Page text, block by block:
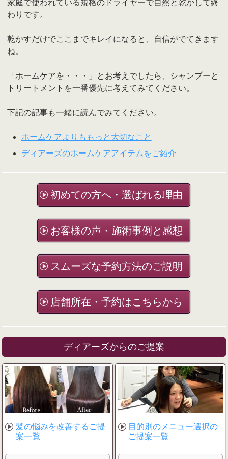
家庭で使われている規格のドライヤーで自然と乾かして終
わりです。
乾かすだけでここまでキレイになると、自信がでてきます
ね。
「ホームケアを・・・」とお考えでしたら、シャンプーと
トリートメントを一番優先に考えてみてください。
下記の記事も一緒に読んでみてください。
ホームケアよりももっと大切なこと
ディアーズのホームケアアイテムをご紹介
初めての方へ・選ばれる理由
お客様の声・施術事例と感想
スムーズな予約方法のご説明
店舗所在・予約はこちらから
ディアーズからのご提案
髪の悩みを改善するご提
案一覧
目的別のメニュー選択の
ご提案一覧